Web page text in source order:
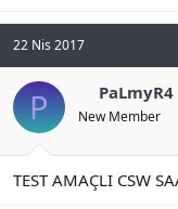
22 Nis 2017
P PaLmyR4
New Member
TEST AMAÇLI CSW